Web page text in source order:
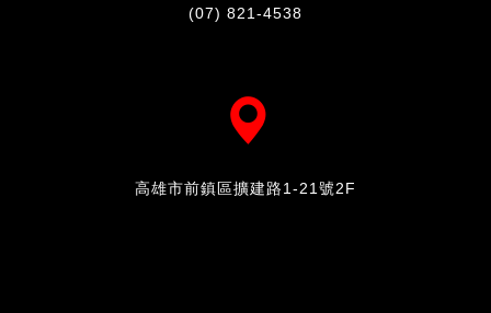
(07) 821-4538
高雄市前鎮區擴建路1-21號2F